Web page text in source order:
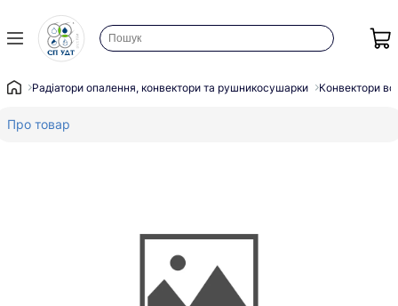
Радіатори опалення, конвектори та рушникосушарки Конвектори
Про товар